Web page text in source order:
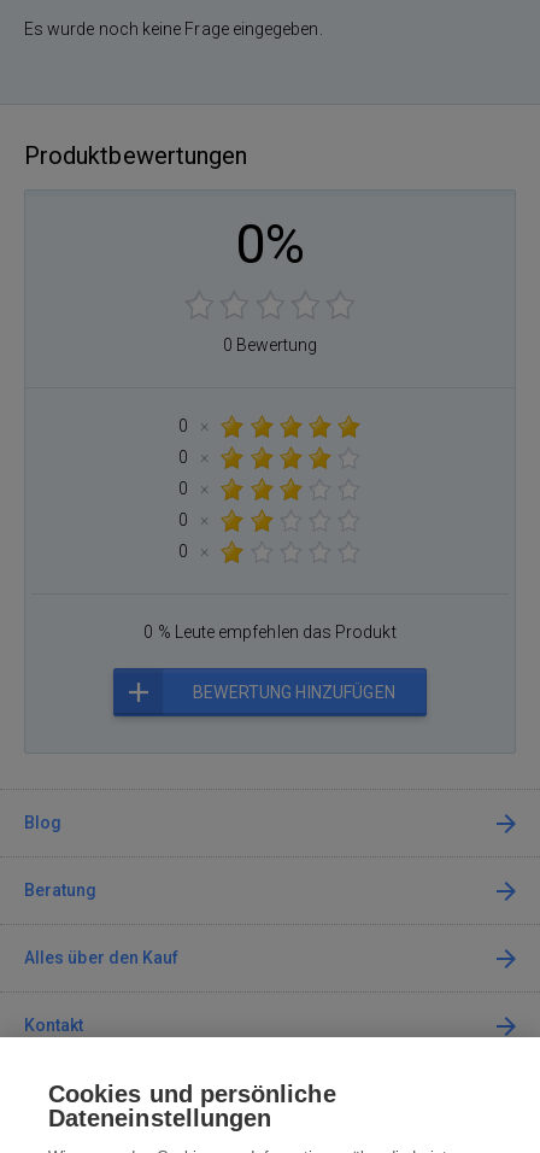
Es wurde noch keine Frage eingegeben.
Produktbewertungen
0%
0 Bewertung
0
×
0
×
0
×
0
×
0
×
0 % Leute empfehlen das Produkt
BEWERTUNG HINZUFÜGEN
Blog
Beratung
Alles über den Kauf
Kontakt
Kontaktieren Sie uns
Cookies und persönliche
Dateneinstellungen